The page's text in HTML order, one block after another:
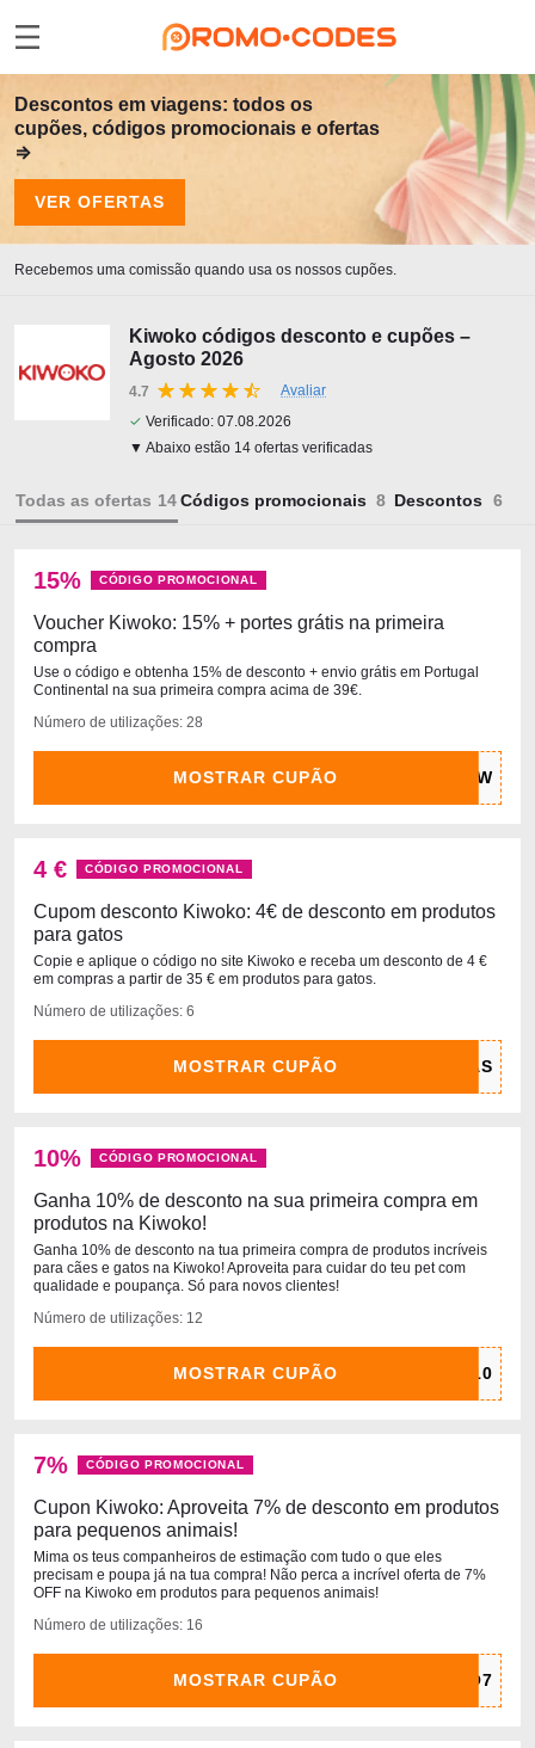
Descontos em viagens: todos os
cupões, códigos promocionais e ofertas
⇒
VER OFERTAS
Recebemos uma comissão quando usa os nossos cupões.
Kiwoko códigos desconto e cupões –
Agosto 2026
4.7
Avaliar
✓ Verificado: 07.08.2026
▼ Abaixo estão 14 ofertas verificadas
Todas as ofertas Códigos promocionais Descontos
15% CÓDIGO PROMOCIONAL
Voucher Kiwoko: 15% + portes grátis na primeira
compra
Use o código e obtenha 15% de desconto + envio grátis em Portugal
Continental na sua primeira compra acima de 39€.
Número de utilizações: 28
MOSTRAR CUPÃO
4 € CÓDIGO PROMOCIONAL
Cupom desconto Kiwoko: 4€ de desconto em produtos
para gatos
Copie e aplique o código no site Kiwoko e receba um desconto de 4 €
em compras a partir de 35 € em produtos para gatos.
Número de utilizações: 6
MOSTRAR CUPÃO
10% CÓDIGO PROMOCIONAL
Ganha 10% de desconto na sua primeira compra em
produtos na Kiwoko!
Ganha 10% de desconto na tua primeira compra de produtos incríveis
para cães e gatos na Kiwoko! Aproveita para cuidar do teu pet com
qualidade e poupança. Só para novos clientes!
Número de utilizações: 12
MOSTRAR CUPÃO
7% CÓDIGO PROMOCIONAL
Cupon Kiwoko: Aproveita 7% de desconto em produtos
para pequenos animais!
Mima os teus companheiros de estimação com tudo o que eles
precisam e poupa já na tua compra! Não perca a incrível oferta de 7%
OFF na Kiwoko em produtos para pequenos animais!
Número de utilizações: 16
MOSTRAR CUPÃO